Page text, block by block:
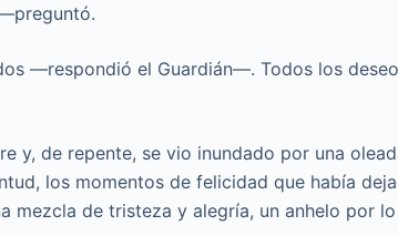
—respondió el Guardián—. Todos los
y, de repente, se vio inundado por una
los momentos de felicidad que había
mezcla de tristeza y alegría, un anhelo por